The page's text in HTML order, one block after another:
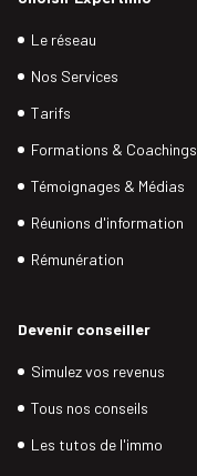
Le réseau
Nos Services
Tarifs
Formations & Coachings
Témoignages & Médias
Réunions d'information
Rémunération
Devenir conseiller
Simulez vos revenus
Tous nos conseils
Les tutos de l'immo